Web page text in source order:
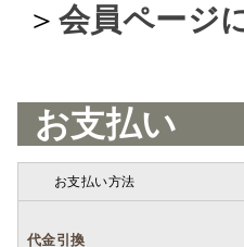
＞ 会員ページ
お支払い
お支払い方法
代金引換